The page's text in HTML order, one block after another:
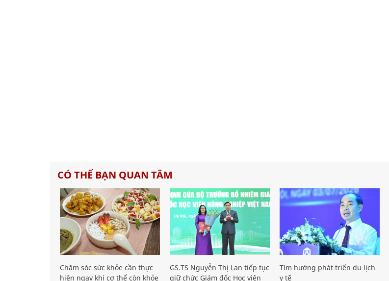
CÓ THỂ BẠN QUAN TÂM
Chăm sóc sức khỏe cần thực
hiện ngay khi cơ thể còn khỏe
GS.TS Nguyễn Thị Lan tiếp tục
giữ chức Giám đốc Học viện
Tìm hướng phát triển du lịch
y tế